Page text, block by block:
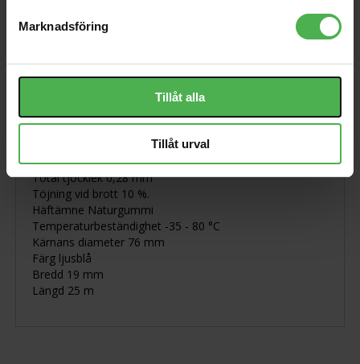
Marknadsföring
Tillåt alla
Tillåt urval
Lätt att rulla av och lätt att riva
Produkttyp Självhäftande tejp
Bärande väv
Total tjocklek 0,28 mm
Töjning vid brott 10 %.
Häftämne Naturgummi
Temperaturbeständighet -35 - 80 °C
Kärnans diameter 76 mm
Färg ljusblå
Bredd 19 mm
Längd 25 m